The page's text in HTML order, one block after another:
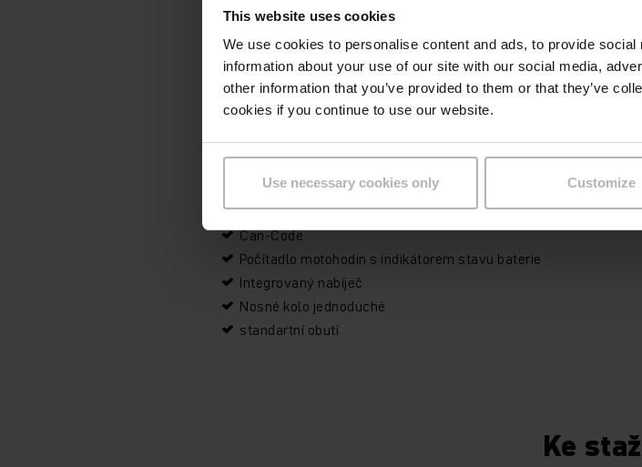
This website uses cookies
We use cookies to personalise content and ads, to provide
information about your use of our site with our social media,
other information that you’ve provided to them or that they’ve
cookies if you continue to use our website.
Use necessary cookies only Customize
Délka vidlí
Typ pohonu
Sériové číslo
Doplňky
Aquamatik
Can-Code
Počítadlo motohodin s indikátorem stavu baterie
Integrovaný nabíječ
Nosné kolo jednoduché
standartní obutí
Ke